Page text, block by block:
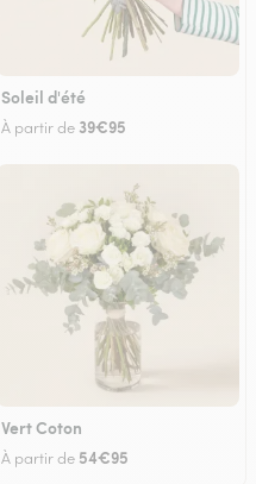
Soleil d'été
À partir de 39€95
Vert Coton
À partir de 54€95